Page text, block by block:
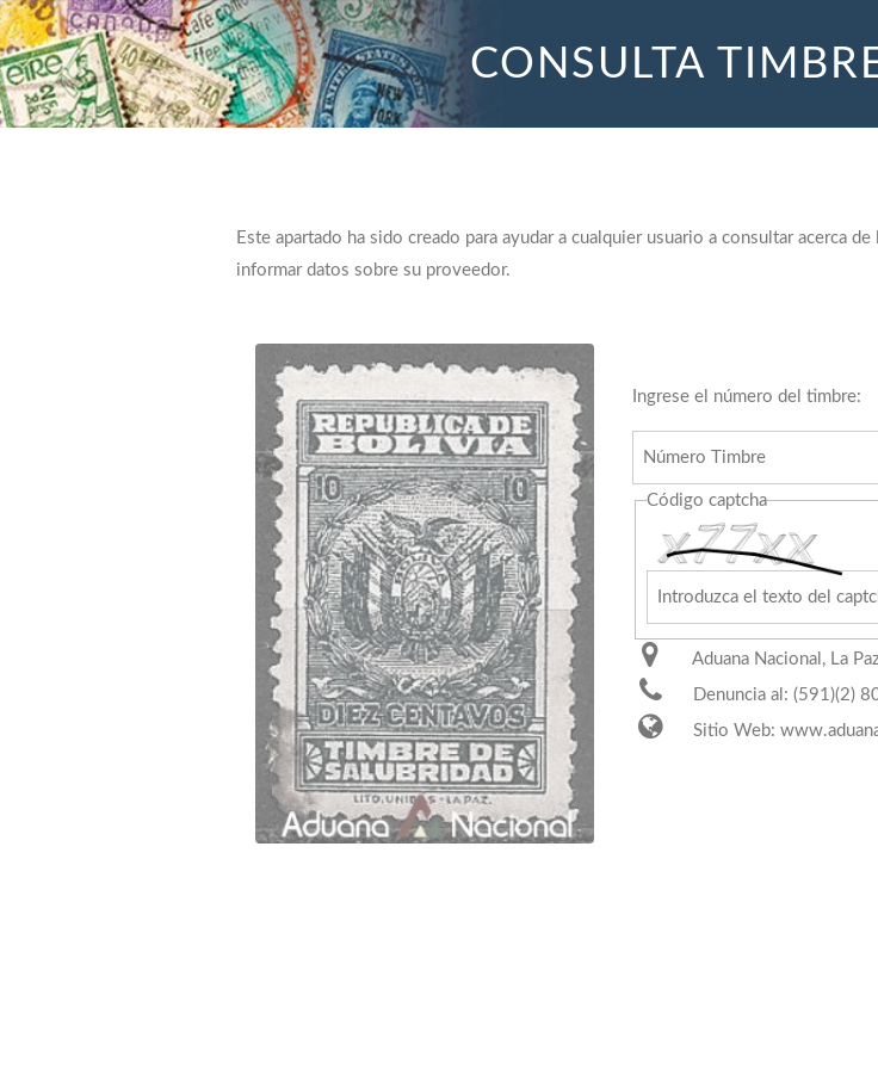
CONSULTA
Este apartado ha sido creado para ayudar a cualquier usuario a consultar acerca
informar datos sobre su proveedor.
Ingrese el número del timbre:
Código captcha
Aduana Nacional, La
Denuncia al: (591)(2)
Sitio Web: